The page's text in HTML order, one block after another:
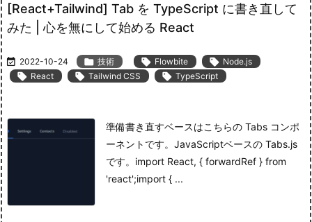
[React+Tailwind] Tab を TypeScript に書き直して
みた | 心を無にして始める React
 2022-10-24  技術  Flowbite  Node.js
 React  Tailwind CSS  TypeScript
準備書き直すベースはこちらの Tabs コンポ
ーネントです。JavaScriptベースの Tabs.js
です。 import React, { forwardRef } from
'react';import { ...